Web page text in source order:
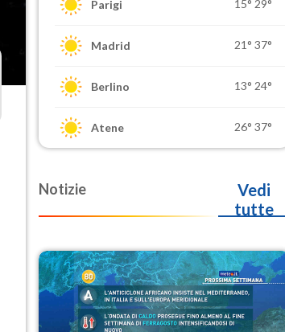
Parigi 15° 29°
Madrid 21° 37°
Berlino 13° 24°
Atene 26° 37°
Notizie
Vedi
tutte